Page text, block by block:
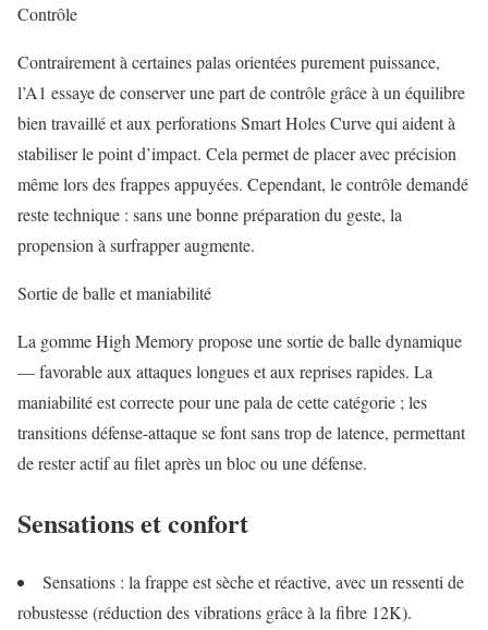
Contrôle
Contrairement à certaines palas orientées purement puissance,
l’A1 essaye de conserver une part de contrôle grâce à un équilibre
bien travaillé et aux perforations Smart Holes Curve qui aident à
stabiliser le point d’impact. Cela permet de placer avec précision
même lors des frappes appuyées. Cependant, le contrôle demandé
reste technique : sans une bonne préparation du geste, la
propension à surfrapper augmente.
Sortie de balle et maniabilité
La gomme High Memory propose une sortie de balle dynamique
— favorable aux attaques longues et aux reprises rapides. La
maniabilité est correcte pour une pala de cette catégorie ; les
transitions défense-attaque se font sans trop de latence, permettant
de rester actif au filet après un bloc ou une défense.
Sensations et confort
Sensations : la frappe est sèche et réactive, avec un ressenti de
robustesse (réduction des vibrations grâce à la fibre 12K).